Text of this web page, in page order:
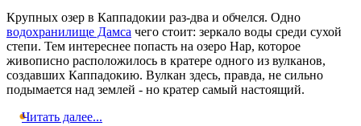
Крупных озер в Каппадокии раз-два и обчелся. Одно
водохранилище Дамса чего стоит: зеркало воды среди сухой
степи. Тем интереснее попасть на озеро Нар, которое
живописно расположилось в кратере одного из вулканов,
создавших Каппадокию. Вулкан здесь, правда, не сильно
подымается над землей - но кратер самый настоящий.
Читать далее...